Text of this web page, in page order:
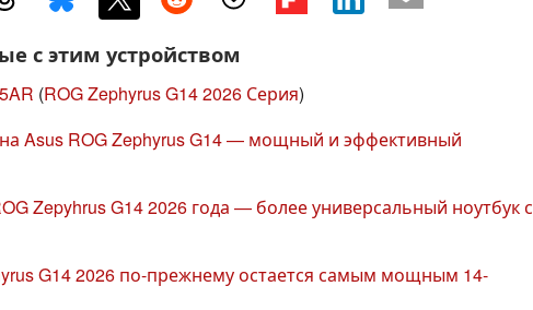
с этим устройством
(ROG Zephyrus G14 2026 Серия)
Asus ROG Zephyrus G14 — мощный и эффективный
Zepyhrus G14 2026 года — более универсальный ноутбук с
G14 2026 по-прежнему остается самым мощным 14-